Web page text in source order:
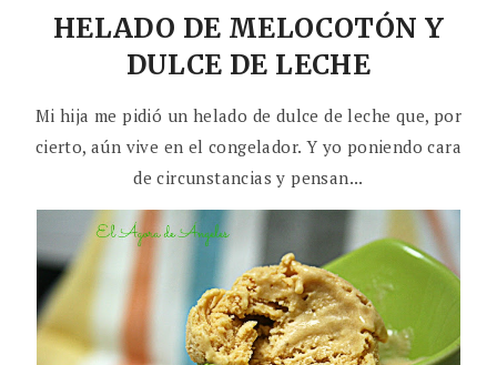
HELADO DE MELOCOTÓN Y
DULCE DE LECHE
Mi hija me pidió un helado de dulce de leche que, por
cierto, aún vive en el congelador. Y yo poniendo cara
de circunstancias y pensan...